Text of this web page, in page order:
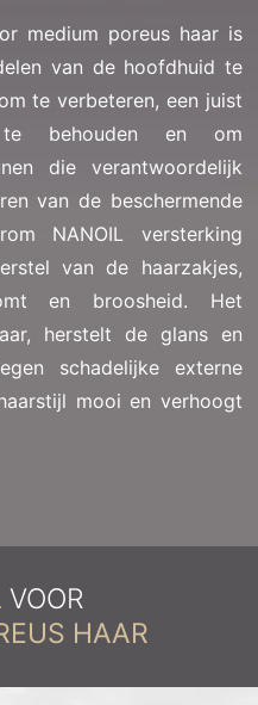
medium poreus haar is
van de hoofdhuid te
te verbeteren, een juist
behouden en om
die verantwoordelijk
van de beschermende
NANOIL versterking
van de haarzakjes,
en broosheid. Het
herstelt de glans en
schadelijke externe
mooi en verhoogt
VOOR
HAAR